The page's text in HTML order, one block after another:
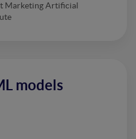
Marketing Artificial
models